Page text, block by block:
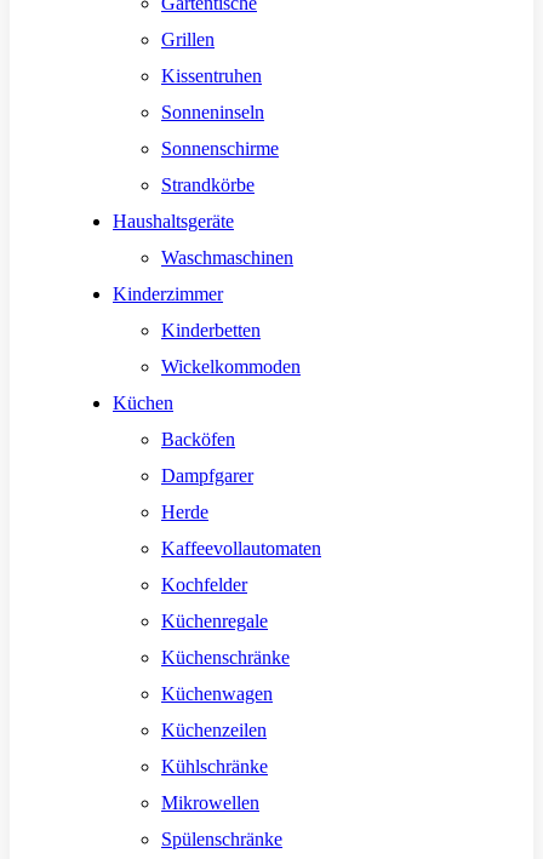
Grillen
Kissentruhen
Sonneninseln
Sonnenschirme
Strandkörbe
Haushaltsgeräte
Waschmaschinen
Kinderzimmer
Kinderbetten
Wickelkommoden
Küchen
Backöfen
Dampfgarer
Herde
Kaffeevollautomaten
Kochfelder
Küchenregale
Küchenschränke
Küchenwagen
Küchenzeilen
Kühlschränke
Mikrowellen
Spülenschränke